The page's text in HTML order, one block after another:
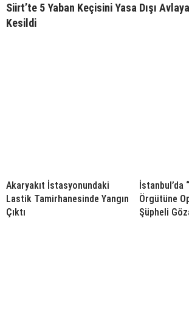
Siirt’te 5 Yaban Keçisini Yasa Dışı
Kesildi
Akaryakıt İstasyonundaki
Lastik Tamirhanesinde Yangın
Çıktı
İstanbul’da
Örgütüne
Şüpheli